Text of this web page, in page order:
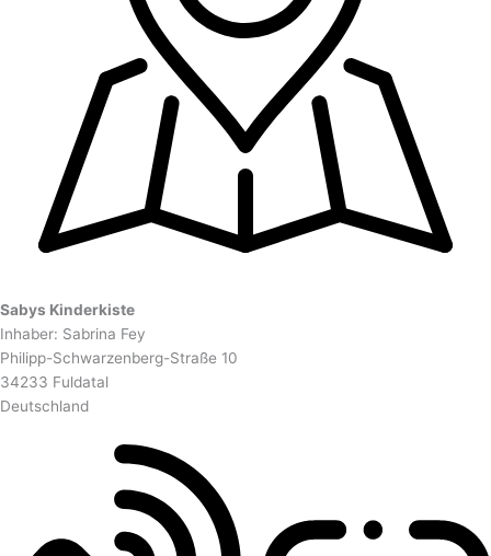
Sabys Kinderkiste
Inhaber: Sabrina Fey
Philipp-Schwarzenberg-Straße 10
34233 Fuldatal
Deutschland